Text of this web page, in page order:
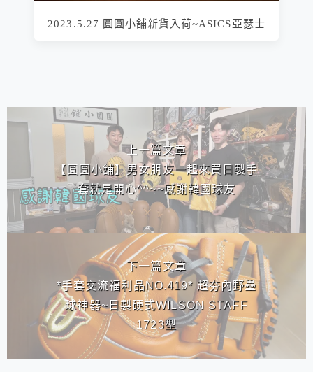
2023.5.27 圓圓小舖新貨入荷~ASICS亞瑟士
相連文章
上一篇文章
【圓圓小舖】男女朋友一起來買日製手
套就是開心^^~~感謝韓國球友
下一篇文章
*手套交流福利品NO.419* 超夯內野壘
球神器~日製硬式WILSON STAFF
1723型